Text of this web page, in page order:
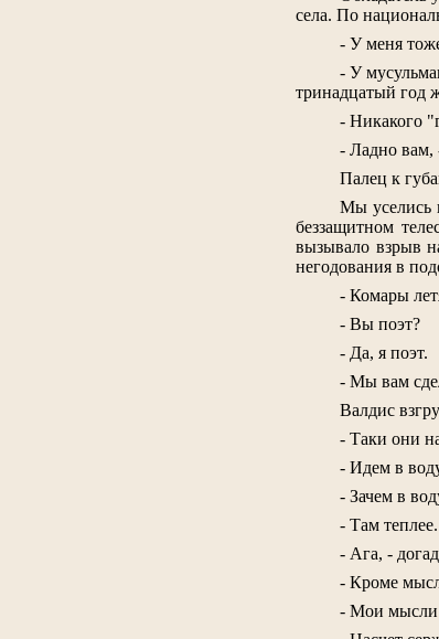
села. По
- У меня
- У
тринадцатый год
- Никакого
- Ладно вам,
Палец к
Мы уселись
беззащитном
вызывало взрыв
негодования в
- Комары
- Вы поэт?
- Да, я поэт.
- Мы вам
Валдис
- Таки они
- Идем в
- Зачем в
- Там теплее.
- Ага, -
- Кроме
- Мои мысли